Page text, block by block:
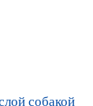
собакой